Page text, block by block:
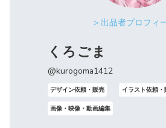
> 出品者プロフィ
くろごま
@kurogoma1412
デザイン依頼・販売 イラスト依頼・
画像・映像・動画編集